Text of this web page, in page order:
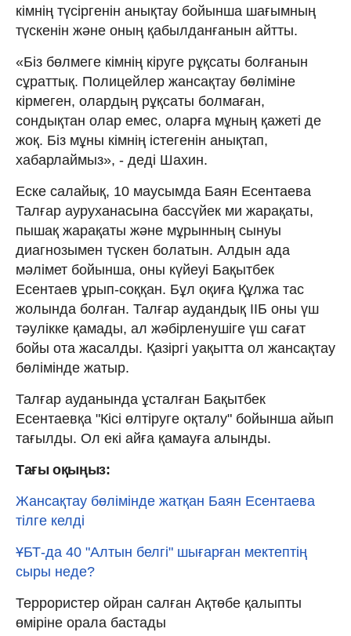
кімнің түсіргенін анықтау бойынша шағымның
түскенін және оның қабылданғанын айтты.
«Біз бөлмеге кімнің кіруге рұқсаты болғанын
сұраттық. Полицейлер жансақтау бөліміне
кірмеген, олардың рұқсаты болмаған,
сондықтан олар емес, оларға мұның қажеті де
жоқ. Біз мұны кімнің істегенін анықтап,
хабарлаймыз», - деді Шахин.
Еске салайық, 10 маусымда Баян Есентаева
Талғар ауруханасына бассүйек ми жарақаты,
пышақ жарақаты және мұрынның сынуы
диагнозымен түскен болатын. Алдын ада
мәлімет бойынша, оны күйеуі Бақытбек
Есентаев ұрып-соққан. Бұл оқиға Құлжа тас
жолында болған. Талғар аудандық ІІБ оны үш
тәулікке қамады, ал жәбірленушіге үш сағат
бойы ота жасалды. Қазіргі уақытта ол жансақтау
бөлімінде жатыр.
Талғар ауданында ұсталған Бақытбек
Есентаевқа "Кісі өлтіруге оқталу" бойынша айып
тағылды. Ол екі айға қамауға алынды.
Тағы оқыңыз:
Жансақтау бөлімінде жатқан Баян Есентаева
тілге келді
ҰБТ-да 40 "Алтын белгі" шығарған мектептің
сыры неде?
Террористер ойран салған Ақтөбе қалыпты
өміріне орала бастады